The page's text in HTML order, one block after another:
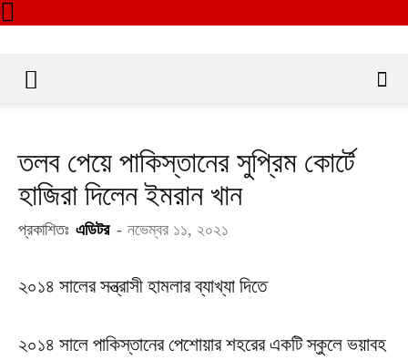
তলব পেয়ে পাকিস্তানের সুপ্রিম কোর্টে
হাজিরা দিলেন ইমরান খান
প্রকাশিতঃ এডিটর - নভেম্বর ১১, ২০২১
২০১৪ সালের সন্ত্রাসী হামলার ব্যাখ্যা দিতে
২০১৪ সালে পাকিস্তানের পেশোয়ার শহরের একটি স্কুলে ভয়াবহ